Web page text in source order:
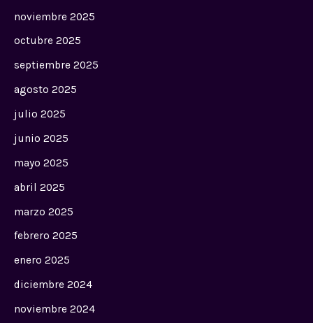
noviembre 2025
octubre 2025
septiembre 2025
agosto 2025
julio 2025
junio 2025
mayo 2025
abril 2025
marzo 2025
febrero 2025
enero 2025
diciembre 2024
noviembre 2024